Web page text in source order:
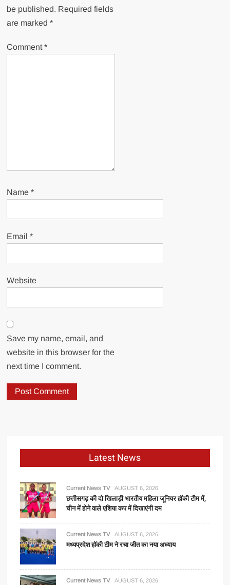
be published. Required fields
are marked*
Comment*
Name*
Email*
Website
Save my name, email, and
website in this browser for the
next time I comment.
Latest News
Current News TV AUGUST 6, 2026
छत्तीसगढ़ की दो खिलाड़ी भारतीय महिला जूनियर हॉकी टीम में,
चीन में होने वाले एशिया कप में दिखाएंगी दम
Current News TV AUGUST 6, 2026
मध्यप्रदेश हॉकी टीम ने रचा जीत का नया अध्याय
Current News TV AUGUST 6, 2026